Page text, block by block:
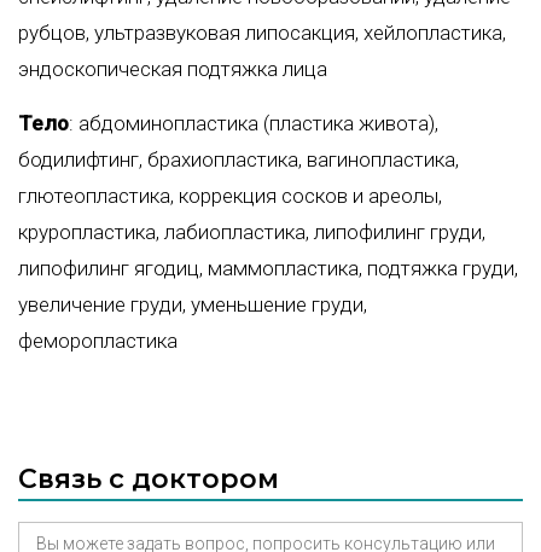
рубцов, ультразвуковая липосакция, хейлопластика,
эндоскопическая подтяжка лица
Тело: абдоминопластика (пластика живота),
бодилифтинг, брахиопластика, вагинопластика,
глютеопластика, коррекция сосков и ареолы,
круропластика, лабиопластика, липофилинг груди,
липофилинг ягодиц, маммопластика, подтяжка груди,
увеличение груди, уменьшение груди,
феморопластика
Связь с доктором